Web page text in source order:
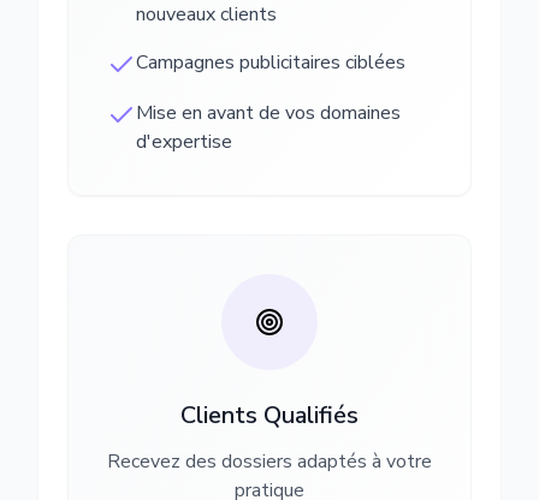
nouveaux clients
Campagnes publicitaires ciblées
Mise en avant de vos domaines
d'expertise
Clients Qualifiés
Recevez des dossiers adaptés à votre
pratique